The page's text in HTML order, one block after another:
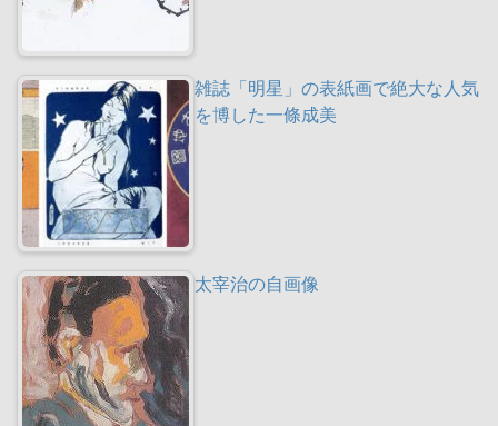
雑誌「明星」の表紙画で絶大な人気
を博した一條成美
太宰治の自画像